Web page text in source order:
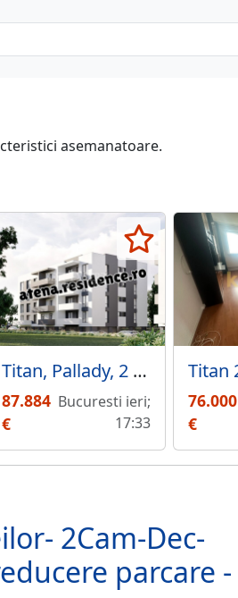
asemanatoare.
Titan, Pallady, 2 camere ideal investitie, incalzire in pardoseala
87.884
€
Bucuresti ieri;
17:33
76.000
€
2Cam-Dec-
parcare -